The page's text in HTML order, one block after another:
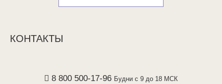
КОНТАКТЫ
8 800 500-17-96 Будни с 9 до 18 МСК